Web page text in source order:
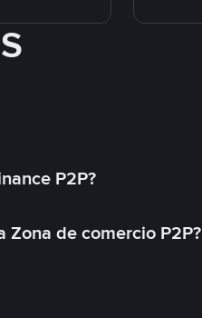
P2P?
Zona de comercio P2P?